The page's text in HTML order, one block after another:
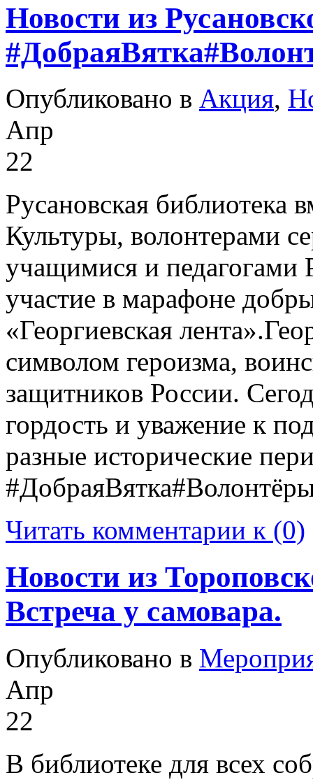
Новости из
Опубликовано в Акция,
Апр
22
Русановская библиотека
Культуры, волонтерами
учащимися и педагогами
участие в марафоне
«Георгиевская
символом героизма,
защитников России.
гордость и уважение к
разные исторические
Читать комментарии к (0)
Новости из
Встреча у самовара.
Опубликовано в
Апр
22
В библиотеке для всех